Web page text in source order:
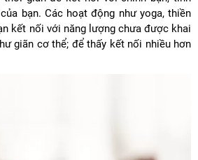
bạn. Các hoạt động như yoga, thiền
kết nối với năng lượng chưa được khai
giãn cơ thể; để thấy kết nối nhiều hơn